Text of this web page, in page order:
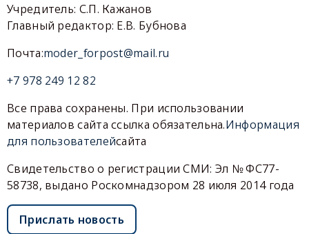
Учредитель: С.П. Кажанов
Главный редактор: Е.В. Бубнова
Почта:moder_forpost@mail.ru
+7 978 249 12 82
Все права сохранены. При использовании
материалов сайта ссылка обязательна.Информация
для пользователейсайта
Свидетельство о регистрации СМИ: Эл № ФС77-
58738, выдано Роскомнадзором 28 июля 2014 года
Прислать новость